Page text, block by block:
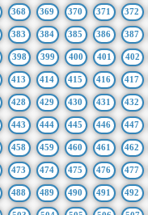
368 369 370 371 372
383 384 385 386 387
398 399 400 401 402
413 414 415 416 417
428 429 430 431 432
443 444 445 446 447
458 459 460 461 462
473 474 475 476 477
488 489 490 491 492